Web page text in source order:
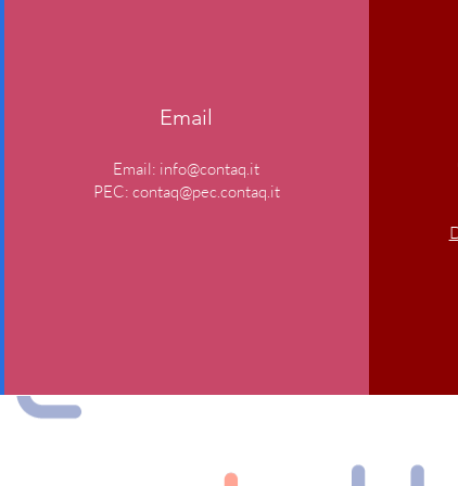
Email
Email: info@contaq.it
PEC: contaq@pec.contaq.it